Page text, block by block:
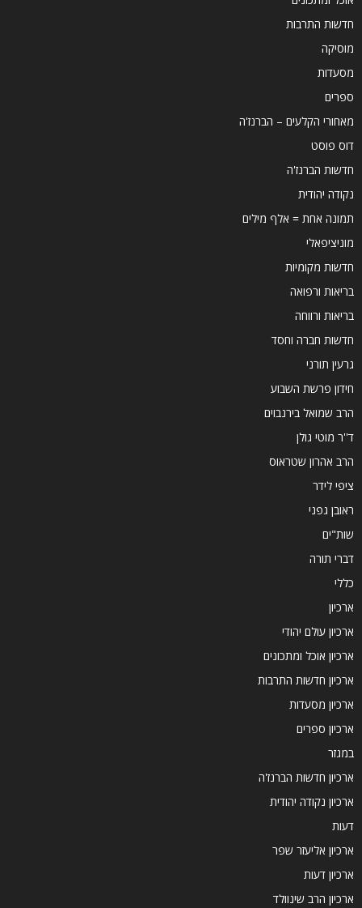
חדשות התרבות
מוסיקה
מסעדות
ספרים
מאחורי הקלעים – הברנז'ה
דוס פוסט
חדשות הברנז'ה
נקודה יהודית
תמונה אחת = אלף מילים
מוניציפאלי
חדשות מקומיות
בריאות ורפואה
בריאות ורווחה
חדשות חברה וחסד
גרעין תורני
חידון פרשת השבוע
הרב שמואל בירנבוים
ד''ר מוטי גולן
הרב אהרון שטראוס
ציפי לידר
ראובן גפני
שות"ים
דברי תורה
כללי
ארכיון
ארכיון עולם יהודי
ארכיון אוכל ומתכונים
ארכיון חדשות התרבות
ארכיון מסעדות
ארכיון ספרים
במגזר
ארכיון חדשות הברנז'ה
ארכיון נקודה יהודית
דעות
ארכיון אליעזר שפר
ארכיון דעות
ארכיון הרב שינוולד